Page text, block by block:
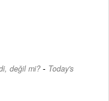
değil mi? - Today's